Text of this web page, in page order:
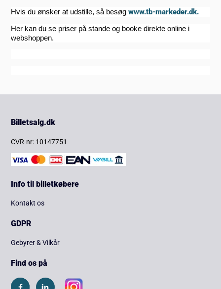
Hvis du ønsker at udstille, så besøgwww.tb-markeder.dk.
Her kan du se priser på stande og booke direkte online i
webshoppen.
Billetsalg.dk
CVR-nr: 10147751
Info til billetkøbere
Kontakt os
GDPR
Gebyrer & Vilkår
Find os på